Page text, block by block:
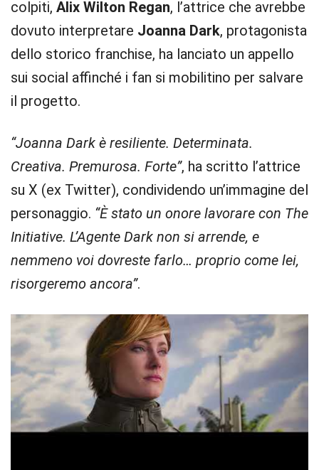
colpiti, Alix Wilton Regan, l’attrice che avrebbe
dovuto interpretare Joanna Dark, protagonista
dello storico franchise, ha lanciato un appello
sui social affinché i fan si mobilitino per salvare
il progetto.
“Joanna Dark è resiliente. Determinata.
Creativa. Premurosa. Forte”, ha scritto l’attrice
su X (ex Twitter), condividendo un’immagine del
personaggio. “È stato un onore lavorare con The
Initiative. L’Agente Dark non si arrende, e
nemmeno voi dovreste farlo… proprio come lei,
risorgeremo ancora”.